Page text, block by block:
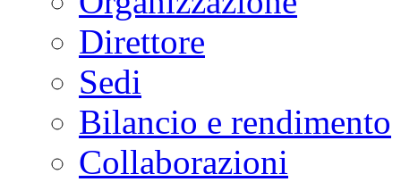
Direttore
Sedi
Bilancio e rendimento
Collaborazioni